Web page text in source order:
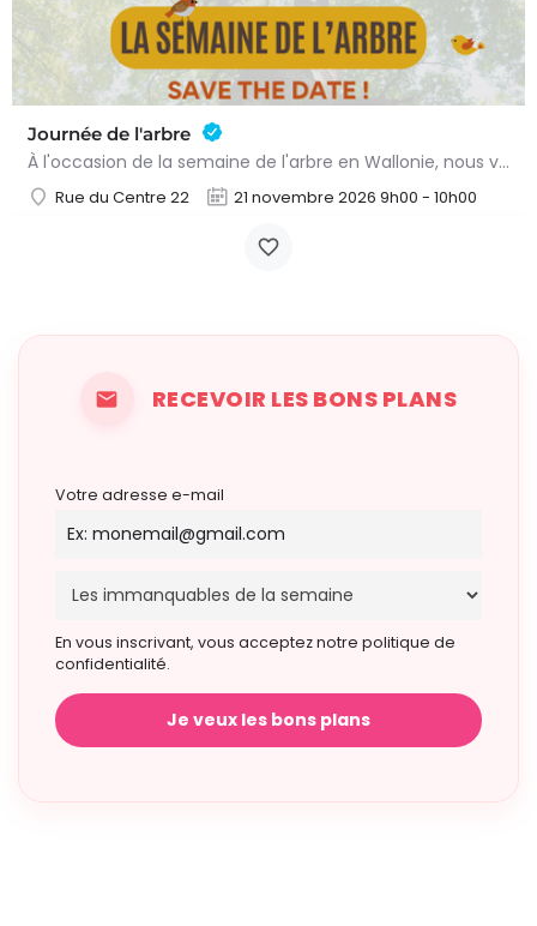
Journée de l'arbre
À l'occasion de la semaine de l'arbre en Wallonie, nous vous proposons l'annuelle distribution gratuite des…
Rue du Centre 22 21 novembre 2026 9h00 - 10h00
RECEVOIR LES BONS PLANS
Votre adresse e-mail
En vous inscrivant, vous acceptez notre politique de
confidentialité.